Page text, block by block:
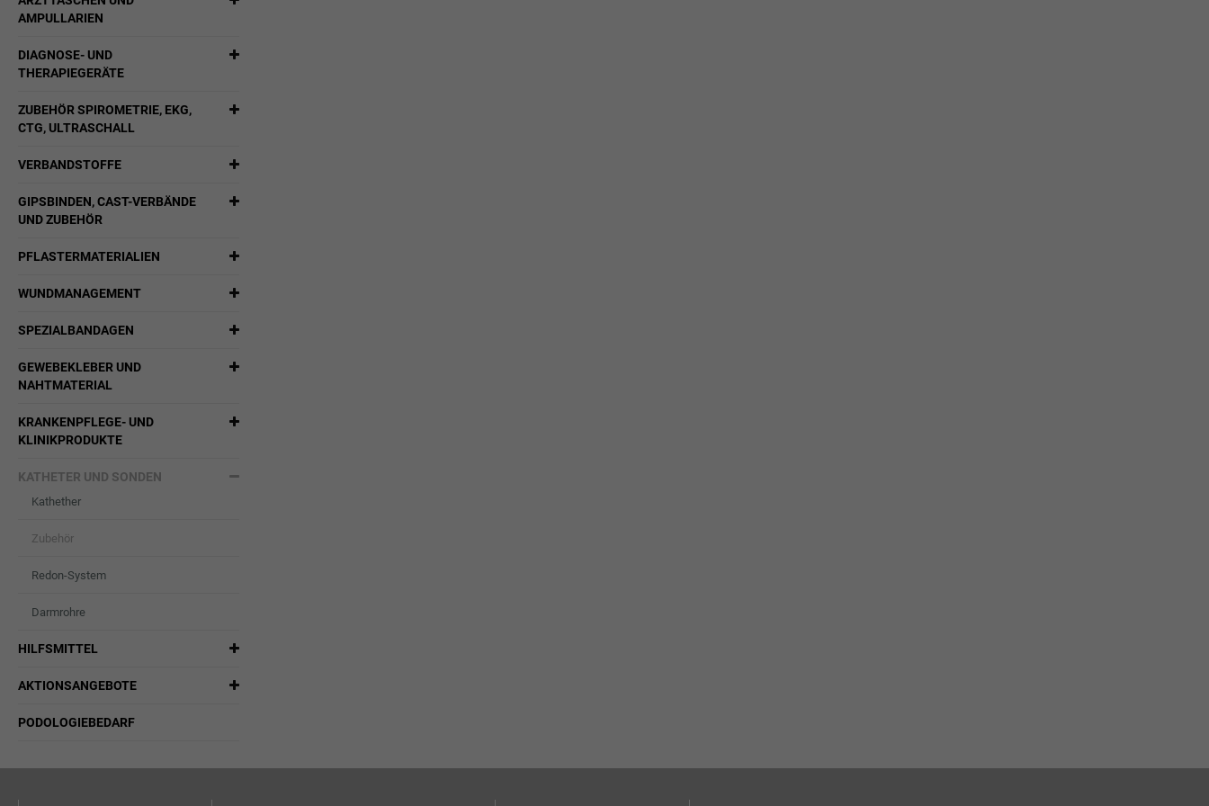
AMPULLARIEN
DIAGNOSE- UND
THERAPIEGERÄTE
ZUBEHÖR SPIROMETRIE, EKG,
CTG, ULTRASCHALL
VERBANDSTOFFE
GIPSBINDEN, CAST-VERBÄNDE
UND ZUBEHÖR
PFLASTERMATERIALIEN
WUNDMANAGEMENT
SPEZIALBANDAGEN
GEWEBEKLEBER UND
NAHTMATERIAL
KRANKENPFLEGE- UND
KLINIKPRODUKTE
KATHETER UND SONDEN
Kathether
Zubehör
Redon-System
Darmrohre
HILFSMITTEL
AKTIONSANGEBOTE
PODOLOGIEBEDARF